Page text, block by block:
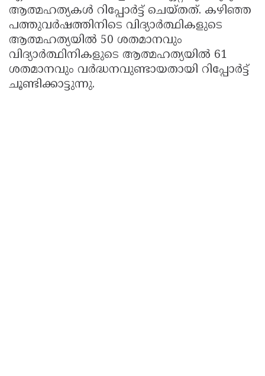
ആത്മഹത്യകള്‍ റിപ്പോർട്ട് ചെയ്തത്. കഴിഞ്ഞ
പത്തുവർഷത്തിനിടെ വിദ്യാർത്ഥികളുടെ
ആത്മഹത്യയിൽ 50 ശതമാനവും
വിദ്യാർത്ഥിനികളുടെ ആത്മഹത്യയിൽ 61
ശതമാനവും വർദ്ധനവുണ്ടായതായി റിപ്പോർട്ട്
ചൂണ്ടിക്കാട്ടുന്നു.